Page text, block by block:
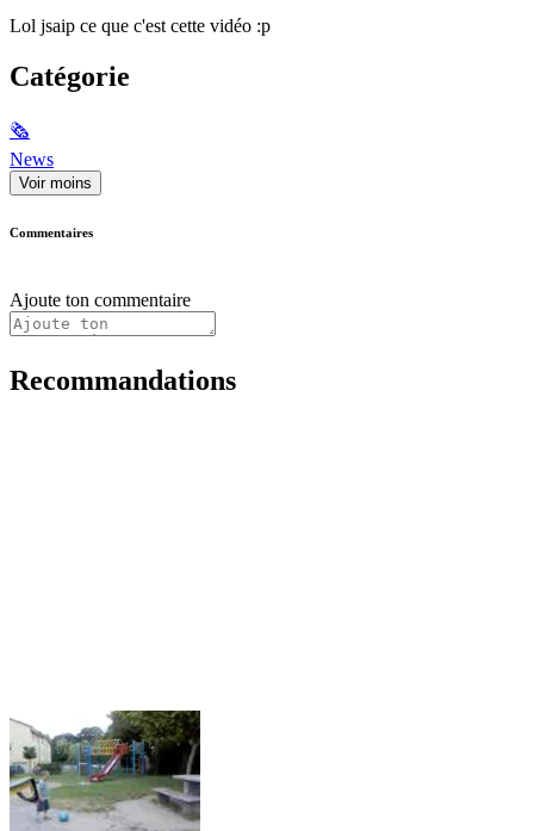
Lol jsaip ce que c'est cette vidéo :p
Catégorie
🗞
News
Voir moins
Commentaires
Ajoute ton commentaire
Recommandations